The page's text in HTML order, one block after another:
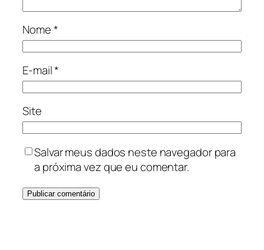
Nome*
E-mail*
Site
Salvar meus dados neste navegador para
a próxima vez que eu comentar.